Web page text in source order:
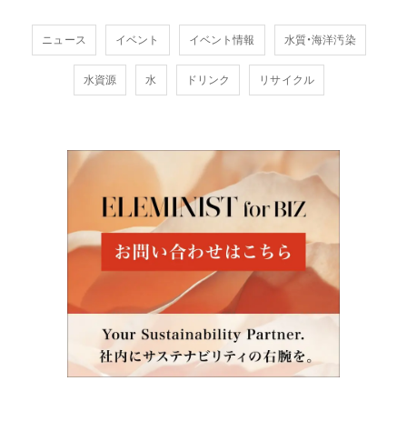
ニュース イベント イベント情報 水質・海洋汚染
水資源 水 ドリンク リサイクル